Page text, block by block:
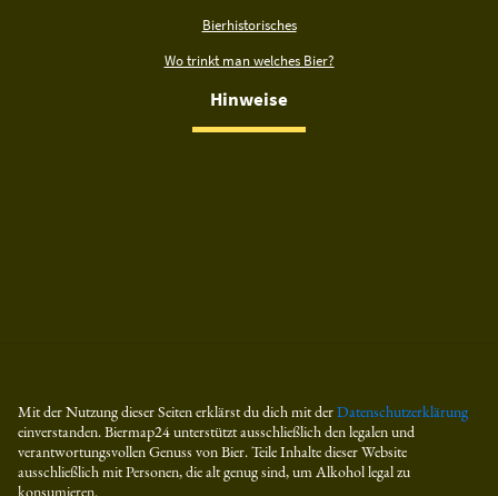
Bierhistorisches
Wo trinkt man welches Bier?
Hinweise
Mit der Nutzung dieser Seiten erklärst du dich mit derDatenschutzerklärung
einverstanden. Biermap24 unterstützt ausschließlich den legalen und
verantwortungsvollen Genuss von Bier. Teile Inhalte dieser Website
ausschließlich mit Personen, die alt genug sind, um Alkohol legal zu
konsumieren.